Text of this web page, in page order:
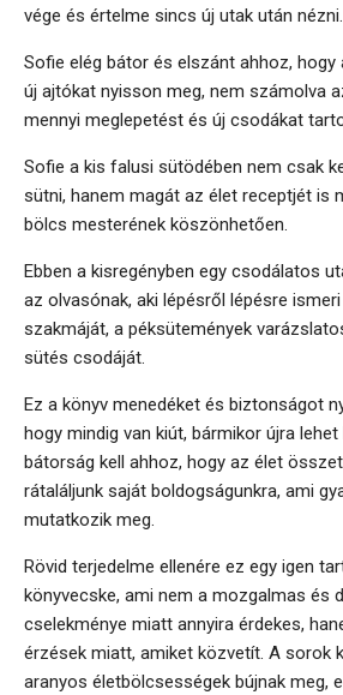
vége és értelme sincs új utak után nézni.
Sofie elég bátor és elszánt ahhoz, hogy
új ajtókat nyisson meg, nem számolva
mennyi meglepetést és új csodákat
Sofie a kis falusi sütödében nem csak
sütni, hanem magát az élet receptjét is
bölcs mesterének köszönhetően.
Ebben a kisregényben egy csodálatos
az olvasónak, aki lépésről lépésre
szakmáját, a péksütemények
sütés csodáját.
Ez a könyv menedéket és biztonságot
hogy mindig van kiút, bármikor újra
bátorság kell ahhoz, hogy az élet
rátaláljunk saját boldogságunkra, ami
mutatkozik meg.
Rövid terjedelme ellenére ez egy igen
könyvecske, ami nem a mozgalmas és
cselekménye miatt annyira érdekes,
érzések miatt, amiket közvetít. A sorok
aranyos életbölcsességek bújnak meg,